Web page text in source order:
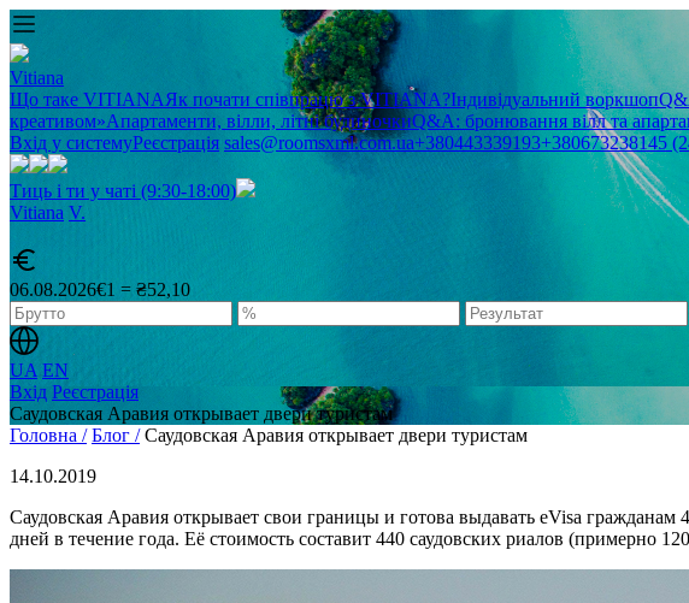
Vitiana
Що таке VITIANAЯк почати співпрацю з VITIANA?Індивідуальний воркшоп
креативом»Апартаменти, вілли, літні будиночкиQ&A: бронювання вілл та
Вхід у системуРеєстрація sales@roomsxml.com.ua+380443339193+380673238145
Тиць і ти у чаті (9:30-18:00)
Vitiana V.
06.08.2026€1 = ₴52,10
UA EN
Вхід Реєстрація
Саудовская Аравия открывает двери туристам
Головна / Блог / Саудовская Аравия открывает двери туристам
14.10.2019
Саудовская Аравия открывает свои границы и готова выдавать eVisa
дней в течение года. Её стоимость составит 440 саудовских риалов (примерно